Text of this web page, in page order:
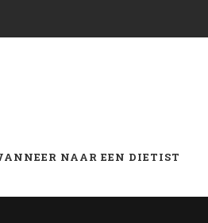
NAAR EEN DIETIST